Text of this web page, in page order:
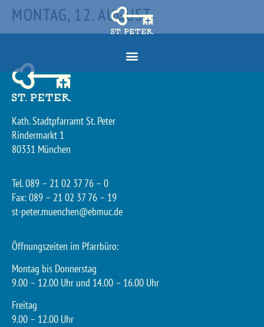
MONTAG, 12. AUGUST
Kath. Stadtpfarramt St. Peter
Rindermarkt 1
80331 München
Tel. 089 – 21 02 37 76 – 0
Fax: 089 – 21 02 37 76 – 19
st-peter.muenchen@ebmuc.de
Öffnungszeiten im Pfarrbüro:
Montag bis Donnerstag
9.00 – 12.00 Uhr und 14.00 – 16.00 Uhr
Freitag
9.00 – 12.00 Uhr